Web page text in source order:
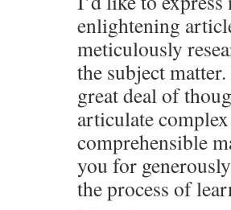
enlightening
meticulously
the subject
great deal of
articulate
comprehensible
you for
the process of